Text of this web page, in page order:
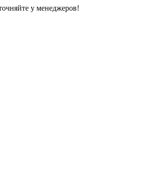
у менеджеров!